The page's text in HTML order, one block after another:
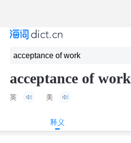
acceptance of work
英 美
释义